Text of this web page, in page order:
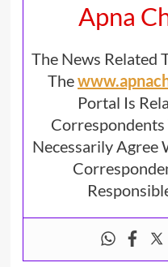
Apna
The News Related
The
Portal Is
Necessarily Agree